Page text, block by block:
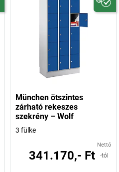
München ötszintes
zárható rekeszes
szekrény – Wolf
3 fülke
Nettó
341.170,- Ft -tól